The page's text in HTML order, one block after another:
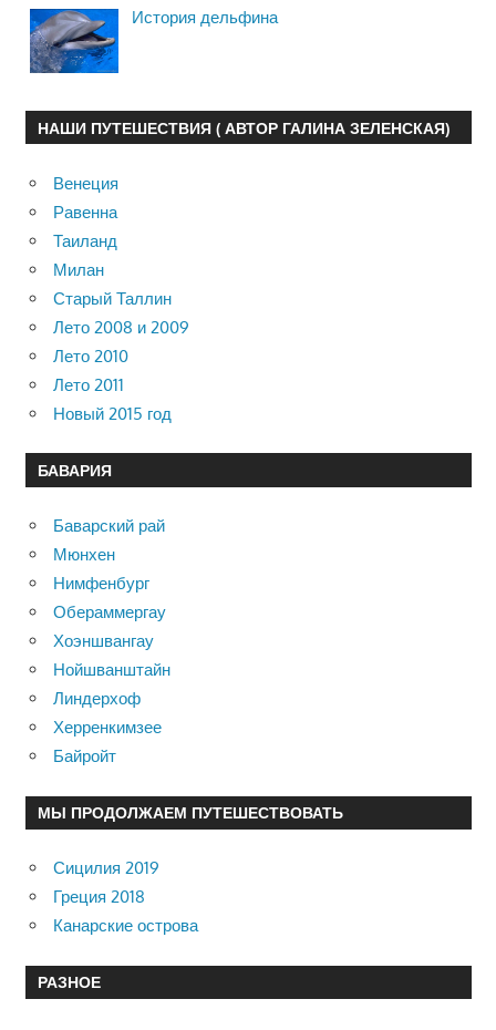
История дельфина
НАШИ ПУТЕШЕСТВИЯ ( АВТОР ГАЛИНА ЗЕЛЕНСКАЯ)
Венеция
Равенна
Таиланд
Милан
Старый Таллин
Лето 2008 и 2009
Лето 2010
Лето 2011
Новый 2015 год
БАВАРИЯ
Баварский рай
Мюнхен
Нимфенбург
Обераммергау
Хоэншвангау
Нойшванштайн
Линдерхоф
Херренкимзее
Байройт
МЫ ПРОДОЛЖАЕМ ПУТЕШЕСТВОВАТЬ
Сицилия 2019
Греция 2018
Канарские острова
РАЗНОЕ